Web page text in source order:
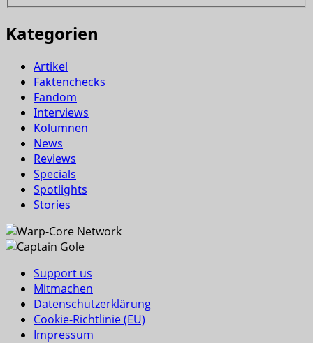
Kategorien
Artikel
Faktenchecks
Fandom
Interviews
Kolumnen
News
Reviews
Specials
Spotlights
Stories
Support us
Mitmachen
Datenschutzerklärung
Cookie-Richtlinie (EU)
Impressum